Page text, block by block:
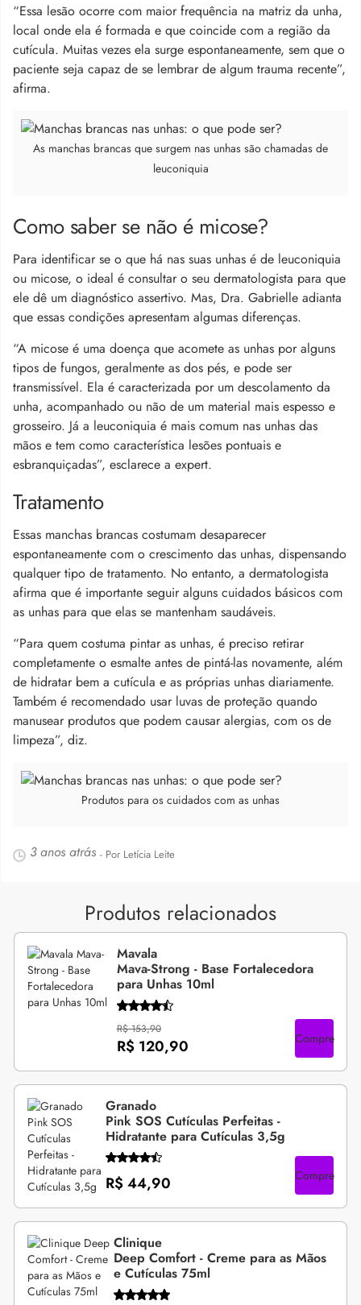
“Essa lesão ocorre com maior frequência na matriz da unha,
local onde ela é formada e que coincide com a região da
cutícula. Muitas vezes ela surge espontaneamente, sem que o
paciente seja capaz de se lembrar de algum trauma recente”,
afirma.
As manchas brancas que surgem nas unhas são chamadas de
leuconiquia
Como saber se não é micose?
Para identificar se o que há nas suas unhas é de leuconiquia
ou micose, o ideal é consultar o seu dermatologista para que
ele dê um diagnóstico assertivo. Mas, Dra. Gabrielle adianta
que essas condições apresentam algumas diferenças.
“A micose é uma doença que acomete as unhas por alguns
tipos de fungos, geralmente as dos pés, e pode ser
transmissível. Ela é caracterizada por um descolamento da
unha, acompanhado ou não de um material mais espesso e
grosseiro. Já a leuconiquia é mais comum nas unhas das
mãos e tem como característica lesões pontuais e
esbranquiçadas”, esclarece a expert.
Tratamento
Essas manchas brancas costumam desaparecer
espontaneamente com o crescimento das unhas, dispensando
qualquer tipo de tratamento. No entanto, a dermatologista
afirma que é importante seguir alguns cuidados básicos com
as unhas para que elas se mantenham saudáveis.
“Para quem costuma pintar as unhas, é preciso retirar
completamente o esmalte antes de pintá-las novamente, além
de hidratar bem a cutícula e as próprias unhas diariamente.
Também é recomendado usar luvas de proteção quando
manusear produtos que podem causar alergias, com os de
limpeza”, diz.
Produtos para os cuidados com as unhas
3 anos atrás - Por Letícia Leite
Produtos relacionados
Mavala
Mava-Strong - Base Fortalecedora
para Unhas 10ml
R$ 153,90
R$ 120,90 Compre
Granado
Pink SOS Cutículas Perfeitas -
Hidratante para Cutículas 3,5g
R$ 44,90 Compre
Clinique
Deep Comfort - Creme para as Mãos
e Cutículas 75ml